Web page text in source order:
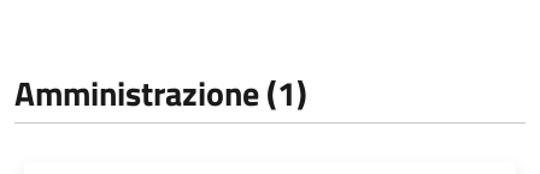
Amministrazione (1)